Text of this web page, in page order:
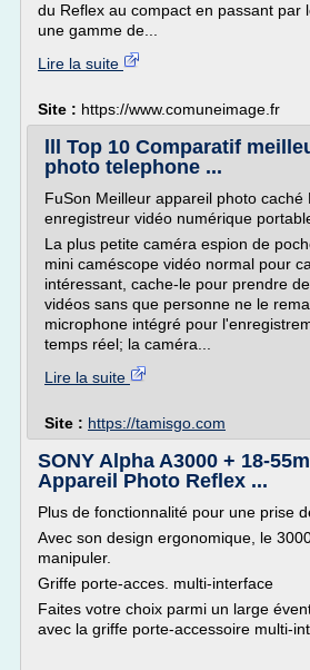
du Reflex au compact en passant par
une gamme de...
Lire la suite
Site : https://www.comuneimage.fr
lll Top 10 Comparatif
photo telephone ...
FuSon Meilleur appareil photo caché
enregistreur vidéo numérique
La plus petite caméra espion de
mini caméscope vidéo normal pour
intéressant, cache-le pour prendre
vidéos sans que personne ne le
microphone intégré pour
temps réel; la caméra...
Lire la suite
Site : https://tamisgo.com
SONY Alpha A3000 + 18-
Appareil Photo Reflex ...
Plus de fonctionnalité pour une prise
Avec son design ergonomique, le
manipuler.
Griffe porte-acces. multi-interface
Faites votre choix parmi un large
avec la griffe porte-accessoire multi-